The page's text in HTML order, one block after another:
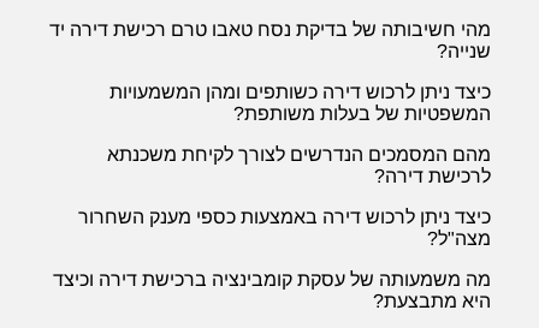
מהי חשיבותה של בדיקת נסח טאבו טרם רכישת דירה יד
שנייה?
כיצד ניתן לרכוש דירה כשותפים ומהן המשמעויות
המשפטיות של בעלות משותפת?
מהם המסמכים הנדרשים לצורך לקיחת משכנתא
לרכישת דירה?
כיצד ניתן לרכוש דירה באמצעות כספי מענק השחרור
מצה"ל?
מה משמעותה של עסקת קומבינציה ברכישת דירה וכיצד
היא מתבצעת?